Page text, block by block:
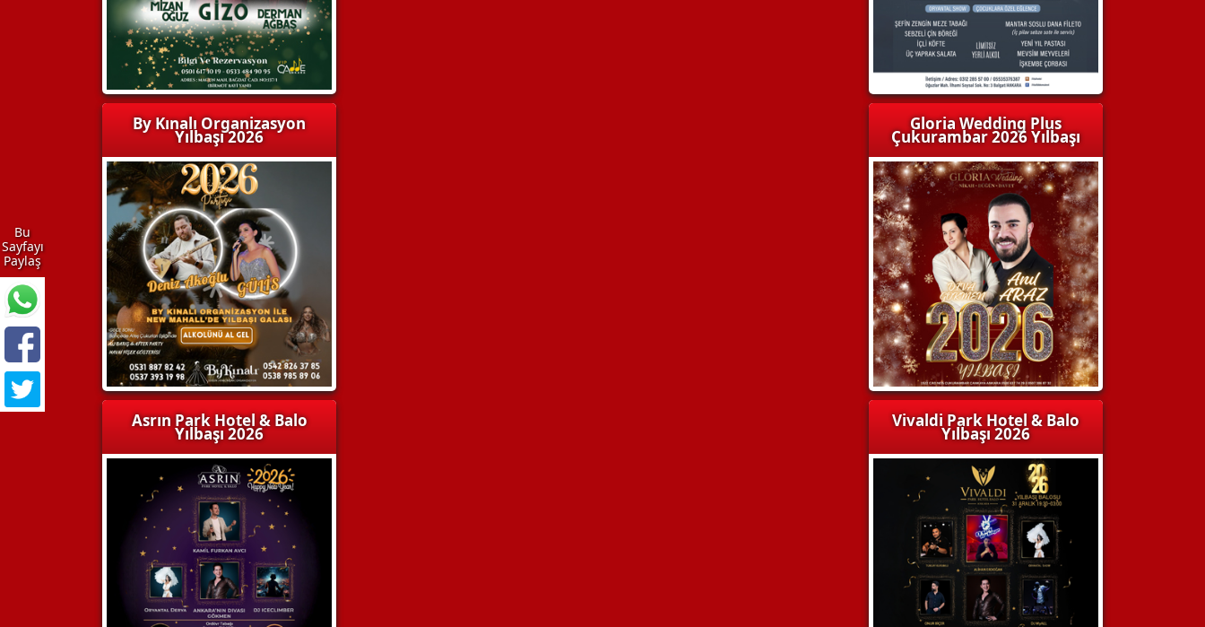
By Kınalı Organizasyon
Yılbaşı 2026
Asrın Park Hotel & Balo
Yılbaşı 2026
Gloria Wedding Plus
Çukurambar 2026 Yılbaşı
Vivaldi Park Hotel & Balo
Yılbaşı 2026
Bu
Sayfayı
Paylaş